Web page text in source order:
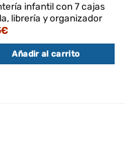
infantil con 7 cajas
librería y organizador
€
Añadir al carrito